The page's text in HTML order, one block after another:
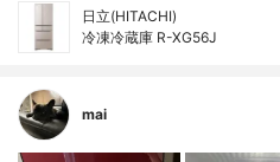
日立(HITACHI)
冷凍冷蔵庫 R-XG56J
mai